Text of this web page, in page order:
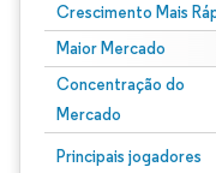
Crescimento Mais
Maior Mercado
Concentração do
Mercado
Principais jogadores
Imagem © Mordor